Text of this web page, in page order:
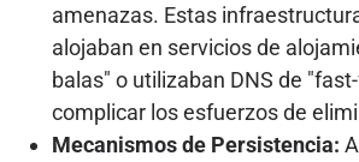
amenazas. Estas
alojaban en servicios de
balas" o utilizaban DNS de
complicar los esfuerzos de
Mecanismos de Persistencia: